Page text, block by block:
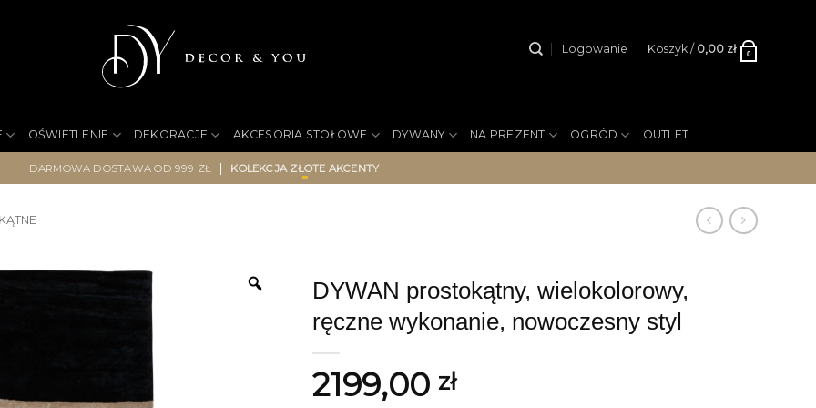
Logowanie Koszyk / 0,00 zł 0
OŚWIETLENIE DEKORACJE AKCESORIA STOŁOWE DYWANY NA PREZENT OGRÓD OUTLET
DARMOWA DOSTAWA OD 999 ZŁ | KOLEKCJA ZŁOTE AKCENTY
DYWAN prostokątny, wielokolorowy,
ręczne wykonanie, nowoczesny styl
2199,00 zł